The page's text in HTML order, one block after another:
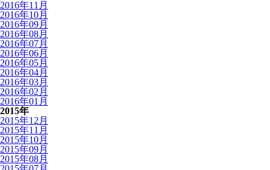
2016年11月
2016年10月
2016年09月
2016年08月
2016年07月
2016年06月
2016年05月
2016年04月
2016年03月
2016年02月
2016年01月
2015年
2015年12月
2015年11月
2015年10月
2015年09月
2015年08月